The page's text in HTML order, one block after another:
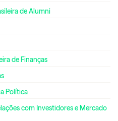
de Alumni
de Finanças
Política
com Investidores e Mercado